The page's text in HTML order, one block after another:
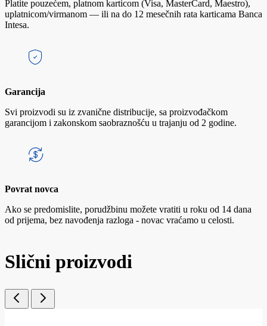
Platite pouzećem, platnom karticom (Visa, MasterCard, Maestro),
uplatnicom/virmanom — ili na do 12 mesečnih rata karticama Banca
Intesa.
Garancija
Svi proizvodi su iz zvanične distribucije, sa proizvođačkom
garancijom i zakonskom saobraznošću u trajanju od 2 godine.
Povrat novca
Ako se predomislite, porudžbinu možete vratiti u roku od 14 dana
od prijema, bez navođenja razloga - novac vraćamo u celosti.
Slični proizvodi